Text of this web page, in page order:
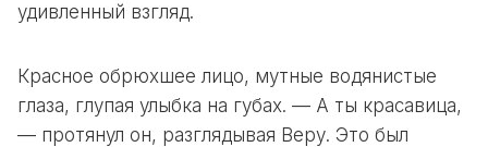
удивленный взгляд.
Красное обрюхшее лицо, мутные водянистые
глаза, глупая улыбка на губах. — А ты красавица,
— протянул он, разглядывая Веру. Это был